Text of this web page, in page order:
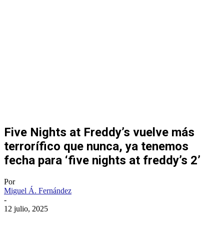
Five Nights at Freddy’s vuelve más
terrorífico que nunca, ya tenemos
fecha para ‘five nights at freddy’s 2’
Por
Miguel Á. Fernández
-
12 julio, 2025